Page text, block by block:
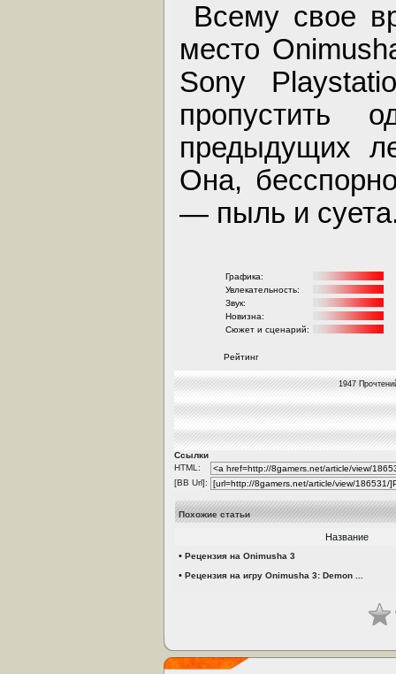
Всему свое
место
Sony
пропустить
предыдущих
Она,
— пыль и
Графика:
Увлекательность:
Звук:
Новизна:
Сюжет и сценарий:
Рейтинг
1947
Ссылки
HTML:
[BB Url]:
Похожие статьи
Название
• Рецензия на Onimusha 3
• Рецензия на игру Onimusha 3: Demon ...